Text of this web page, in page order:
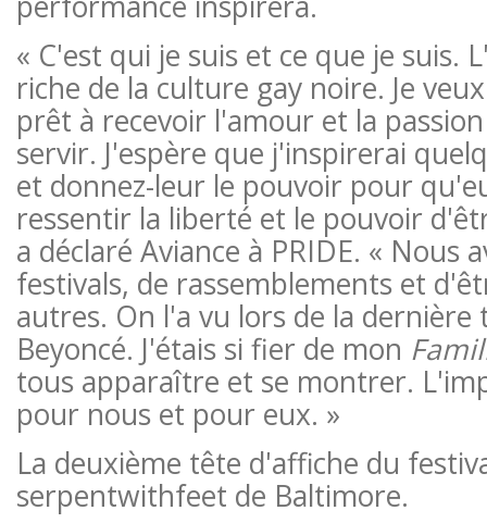
« C'est qui je suis et ce que je suis.
riche de la culture gay noire. Je
prêt à recevoir l'amour et la
servir. J'espère que j'inspirerai
et donnez-leur le pouvoir pour
ressentir la liberté et le pouvoir
a déclaré Aviance à PRIDE. « Nous
festivals, de rassemblements et
autres. On l'a vu lors de la dernière
Beyoncé. J'étais si fier de mon
tous apparaître et se montrer.
pour nous et pour eux. »
La deuxième tête d'affiche du
serpentwithfeet de Baltimore.